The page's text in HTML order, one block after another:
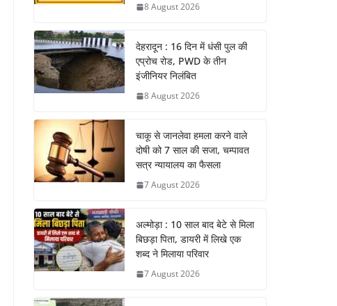
8 August 2026
देहरादून : 16 दिन में धंसी पुल की
एप्रोच रोड, PWD के तीन
इंजीनियर निलंबित
8 August 2026
चाकू से जानलेवा हमला करने वाले
दोषी को 7 साल की सजा, चम्पावत
सत्र न्यायालय का फैसला
7 August 2026
अल्मोड़ा : 10 साल बाद बेटे से मिला
बिछड़ा पिता, डायरी में लिखे एक
शब्द ने मिलाया परिवार
7 August 2026